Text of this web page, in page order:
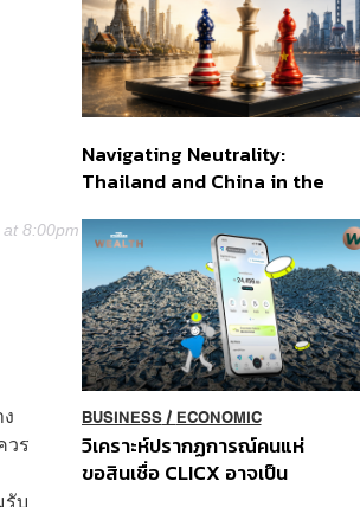
8:00pm PDT
วร
บ
Navigating Neutrality:
Thailand and China in the
Order
BUSINESS/ ECONOMIC
วิเคราะห์ปรากฏการณ์คนแห่
ขอสินเชื่อ CLICX อาจเป็น